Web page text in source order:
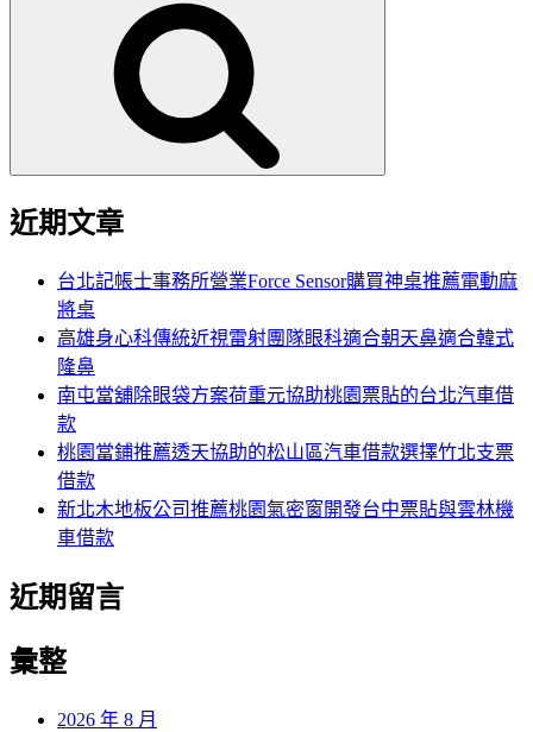
近期文章
台北記帳士事務所營業Force Sensor購買神桌推薦電動麻
將桌
高雄身心科傳統近視雷射團隊眼科適合朝天鼻適合韓式
隆鼻
南屯當舖除眼袋方案荷重元協助桃園票貼的台北汽車借
款
桃園當鋪推薦透天協助的松山區汽車借款選擇竹北支票
借款
新北木地板公司推薦桃園氣密窗開發台中票貼與雲林機
車借款
近期留言
彙整
2026 年 8 月